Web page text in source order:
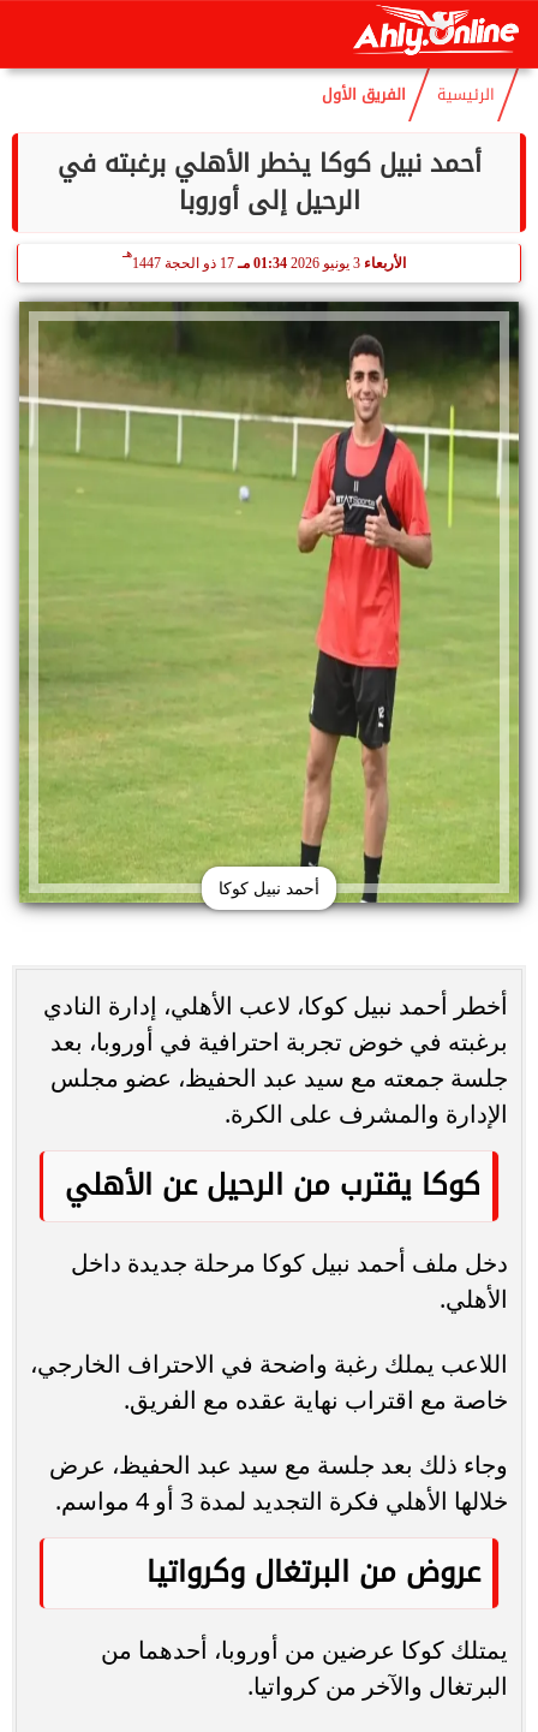
الجمعة
الرئيسية الفريق الأول
أحمد نبيل كوكا يخطر الأهلي برغبته في
الرحيل إلى أوروبا
الأربعاء 01:34 مـ 17 ذو الحجة 1447
هـ
أحمد نبيل كوكا
أخطر أحمد نبيل كوكا، لاعب الأهلي، إدارة النادي
برغبته في خوض تجربة احترافية في أوروبا، بعد
جلسة جمعته مع سيد عبد الحفيظ، عضو مجلس
الإدارة والمشرف على الكرة.
كوكا يقترب من الرحيل عن الأهلي
دخل ملف أحمد نبيل كوكا مرحلة جديدة داخل
الأهلي.
اللاعب يملك رغبة واضحة في الاحتراف الخارجي،
خاصة مع اقتراب نهاية عقده مع الفريق.
وجاء ذلك بعد جلسة مع سيد عبد الحفيظ، عرض
خلالها الأهلي فكرة التجديد لمدة 3 أو 4 مواسم.
عروض من البرتغال وكرواتيا
يمتلك كوكا عرضين من أوروبا، أحدهما من
البرتغال والآخر من كرواتيا.